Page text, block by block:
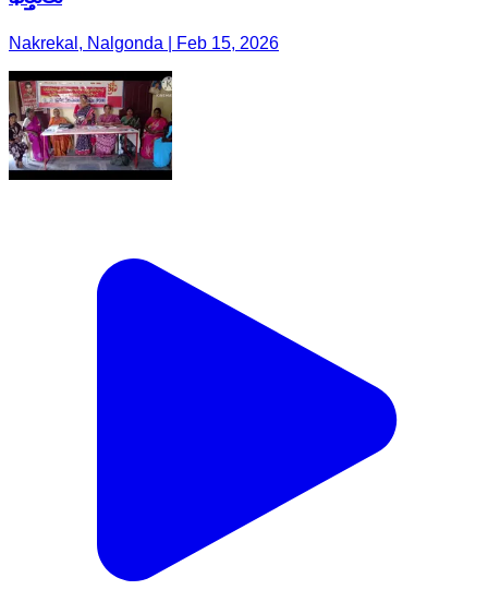
Nakrekal, Nalgonda | Feb 15, 2026